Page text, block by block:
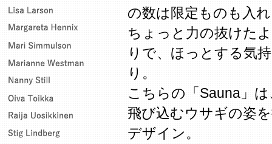
の数は限定ものも入
ちょっと力の抜けた
りで、ほっとする気
り。
こちらの「Sauna」
飛び込むウサギの姿
デザイン。